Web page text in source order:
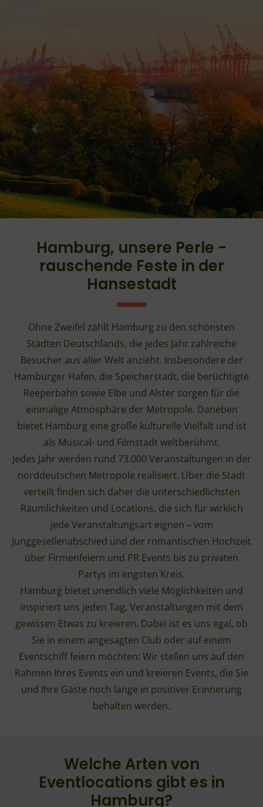
Hamburg, unsere Perle -
rauschende Feste in der
Hansestadt
Ohne Zweifel zählt Hamburg zu den schönsten
Städten Deutschlands, die jedes Jahr zahlreiche
Besucher aus aller Welt anzieht. Insbesondere der
Hamburger Hafen, die Speicherstadt, die berüchtigte
Reeperbahn sowie Elbe und Alster sorgen für die
einmalige Atmosphäre der Metropole. Daneben
bietet Hamburg eine große kulturelle Vielfalt und ist
als Musical- und Filmstadt weltberühmt.
Jedes Jahr werden rund 73.000 Veranstaltungen in der
norddeutschen Metropole realisiert. Über die Stadt
verteilt finden sich daher die unterschiedlichsten
Räumlichkeiten und Locations, die sich für wirklich
jede Veranstaltungsart eignen – vom
Junggesellenabschied und der romantischen Hochzeit
über Firmenfeiern und PR Events bis zu privaten
Partys im engsten Kreis.
Hamburg bietet unendlich viele Möglichkeiten und
inspiriert uns jeden Tag, Veranstaltungen mit dem
gewissen Etwas zu kreieren. Dabei ist es uns egal, ob
Sie in einem angesagten Club oder auf einem
Eventschiff feiern möchten: Wir stellen uns auf den
Rahmen Ihres Events ein und kreieren Events, die Sie
und Ihre Gäste noch lange in positiver Erinnerung
behalten werden.
Welche Arten von
Eventlocations gibt es in
Hamburg?